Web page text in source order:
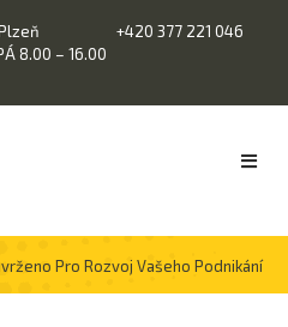
+420 377 221 046
8.00 – 16.00
Pro Rozvoj Vašeho Podnikání